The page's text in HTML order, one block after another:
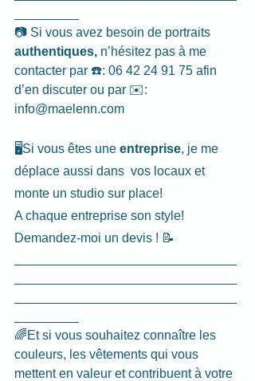
📷 Si vous avez besoin de portraits
authentiques, n’hésitez pas à me
contacter par ☎️: 06 42 24 91 75 afin
d’en discuter ou par ✉️:
info@maelenn.com
🖥️Si vous êtes une entreprise, je me
déplace aussi dans  vos locaux et
monte un studio sur place!
A chaque entreprise son style!
Demandez-moi un devis ! 📝
🌈Et si vous souhaitez connaître les
couleurs, les vêtements qui vous
mettent en valeur et contribuent à votre